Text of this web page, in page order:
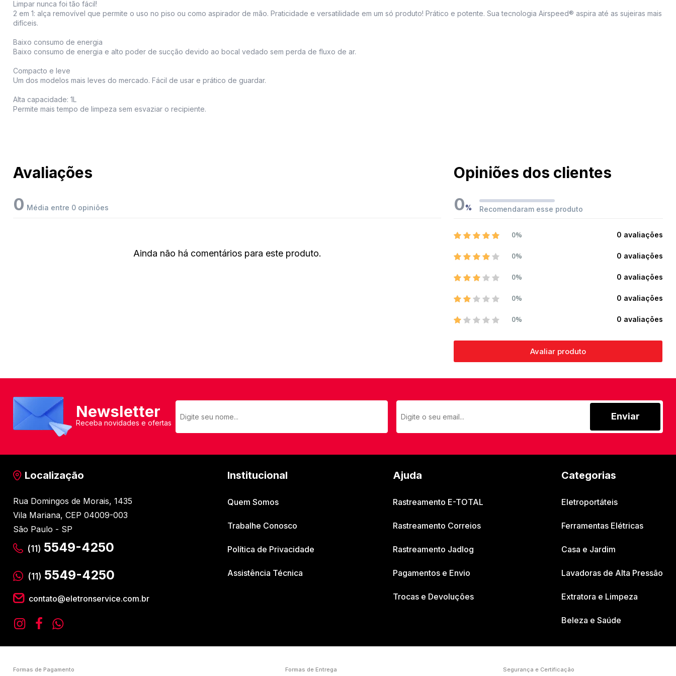
Limpar nunca foi tão fácil!
2 em 1: alça removível que permite o uso no piso ou como aspirador de mão. Praticidade e versatilidade em um só produto! Prático e potente. Sua tecnologia Airspeed® aspira até as sujeiras mais
difíceis.
Baixo consumo de energia
Baixo consumo de energia e alto poder de sucção devido ao bocal vedado sem perda de fluxo de ar.
Compacto e leve
Um dos modelos mais leves do mercado. Fácil de usar e prático de guardar.
Alta capacidade: 1L
Permite mais tempo de limpeza sem esvaziar o recipiente.
Avaliações
0 Média entre 0 opiniões
Ainda não há comentários para este produto.
Opiniões dos clientes
0% Recomendaram esse produto
0% 0 avaliações
0% 0 avaliações
0% 0 avaliações
0% 0 avaliações
0% 0 avaliações
Avaliar produto
Newsletter
Receba novidades e ofertas
Enviar
Localização
Rua Domingos de Morais, 1435
Vila Mariana, CEP 04009-003
São Paulo - SP
(11) 5549-4250
(11) 5549-4250
contato@eletronservice.com.br
Institucional
Quem Somos
Trabalhe Conosco
Política de Privacidade
Assistência Técnica
Ajuda
Rastreamento E-TOTAL
Rastreamento Correios
Rastreamento Jadlog
Pagamentos e Envio
Trocas e Devoluções
Categorias
Eletroportáteis
Ferramentas Elétricas
Casa e Jardim
Lavadoras de Alta Pressão
Extratora e Limpeza
Beleza e Saúde
Formas de Pagamento Formas de Entrega Segurança e Certificação